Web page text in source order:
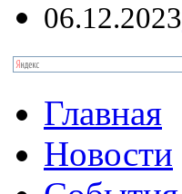
06.12.2023
Главная
Новости